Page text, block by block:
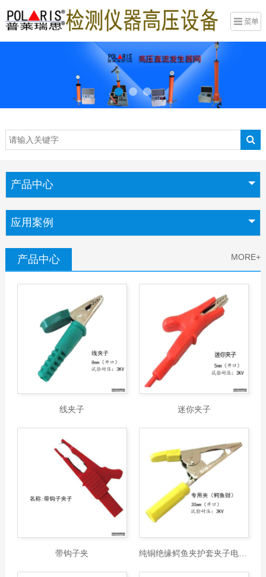
产品中心
应用案例
MORE+
产品中心
线夹子 迷你夹子
带钩子夹 纯铜绝缘鳄鱼夹护套夹子电源接线夹